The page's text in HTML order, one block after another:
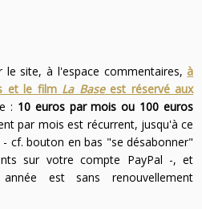
le site, à l'espace commentaires,à
et le film La Baseest réservé aux
: 10 euros par mois ou 100 euros
par mois est récurrent, jusqu'à ce
cf. bouton en bas "se désabonner"
sur votre compte PayPal -, et
est sans renouvellement